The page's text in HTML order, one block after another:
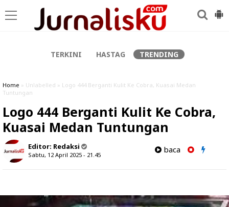
TERKINI HASTAG TRENDING
Home » Unlabelled » Logo 444 Berganti Kulit Ke Cobra, Kuasai Medan
Tuntungan
Logo 444 Berganti Kulit Ke Cobra,
Kuasai Medan Tuntungan
Editor: Redaksi
Sabtu, 12 April 2025 - 21.45
baca